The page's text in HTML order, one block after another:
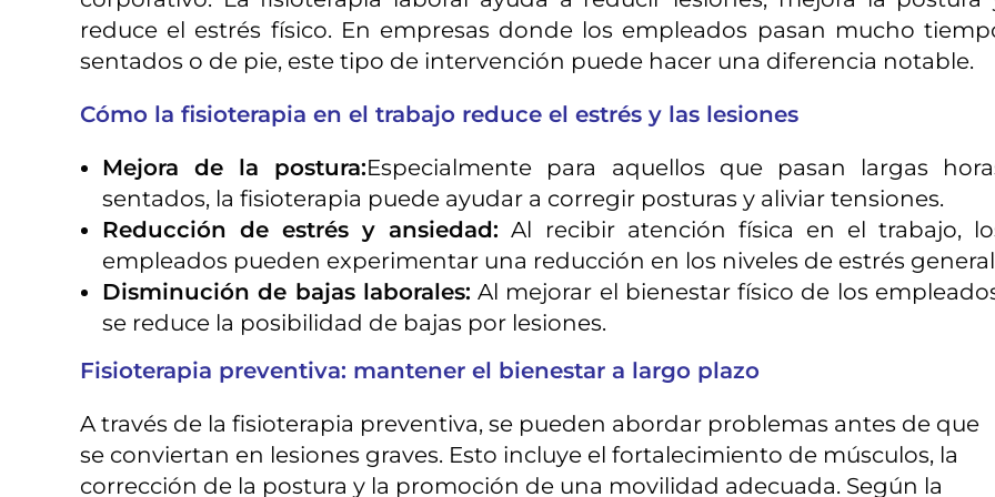
reduce el estrés físico. En empresas donde los empleados pasan mucho
sentados o de pie, este tipo de intervención puede hacer una diferencia notable.
Cómo la fisioterapia en el trabajo reduce el estrés y las lesiones
Mejora de la postura:Especialmente para aquellos que pasan largas
sentados, la fisioterapia puede ayudar a corregir posturas y aliviar tensiones.
Reducción de estrés y ansiedad: Al recibir atención física en el trabajo,
empleados pueden experimentar una reducción en los niveles de estrés
Disminución de bajas laborales: Al mejorar el bienestar físico de los
se reduce la posibilidad de bajas por lesiones.
Fisioterapia preventiva: mantener el bienestar a largo plazo
A través de la fisioterapia preventiva, se pueden abordar problemas antes de que
se conviertan en lesiones graves. Esto incluye el fortalecimiento de músculos, la
corrección de la postura y la promoción de una movilidad adecuada. Según la